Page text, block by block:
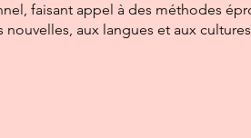
faisant appel à des méthodes
aux langues et aux